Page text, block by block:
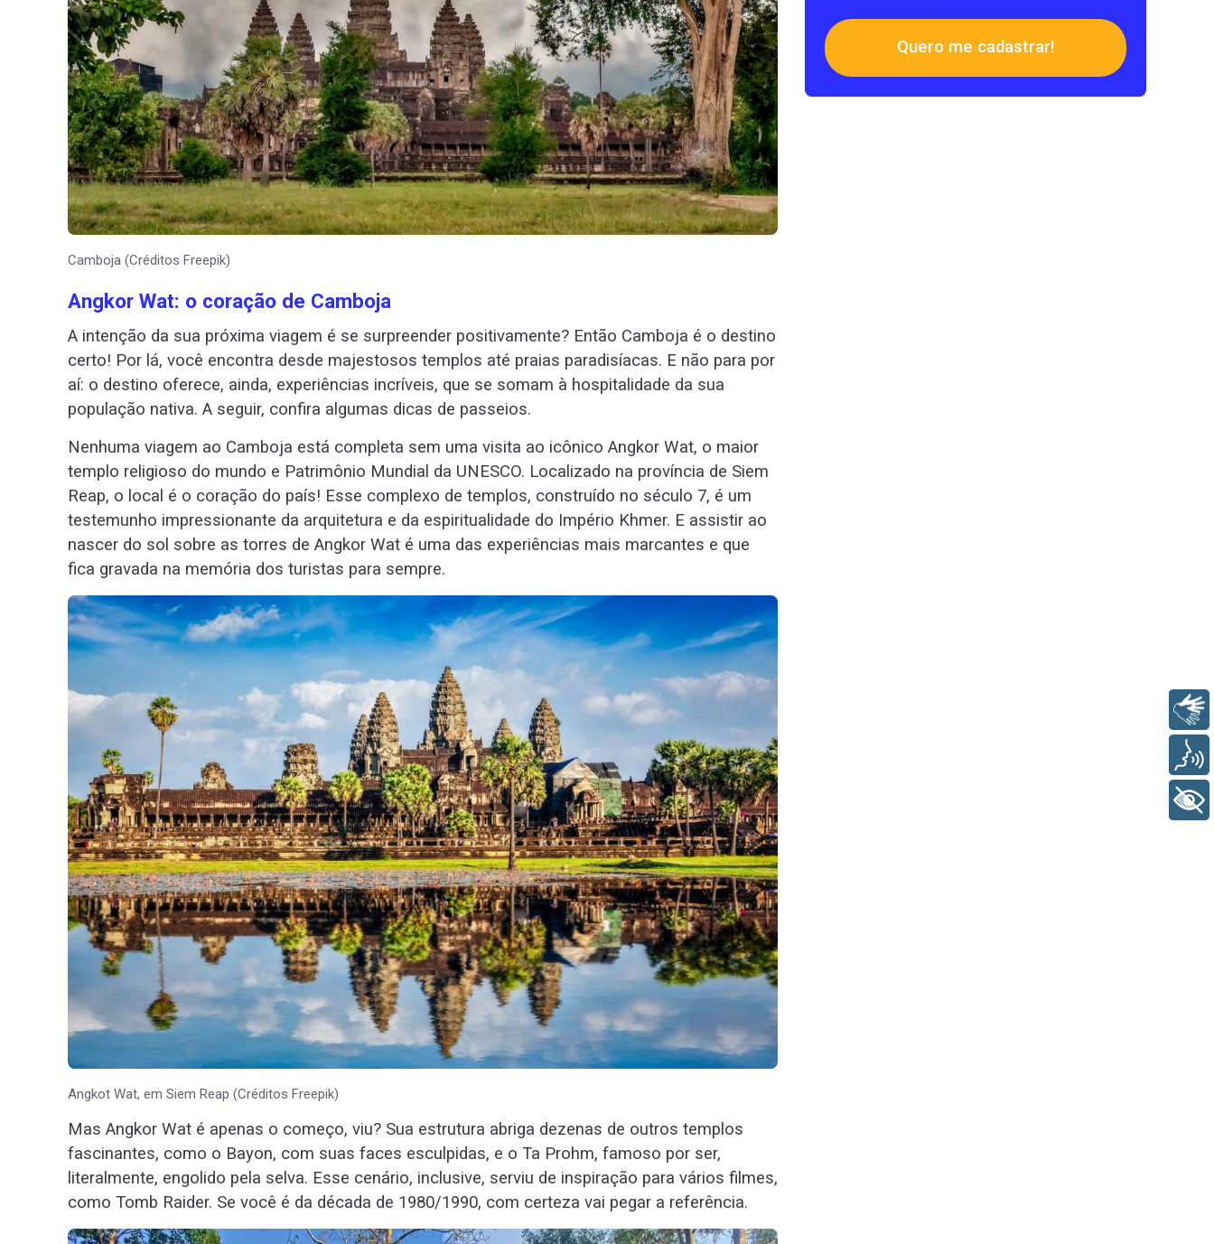
Camboja (Créditos Freepik)
Angkor Wat: o coração de Camboja
A intenção da sua próxima viagem é se surpreender positivamente? Então Camboja é o destino
certo! Por lá, você encontra desde majestosos templos até praias paradisíacas. E não para por
aí: o destino oferece, ainda, experiências incríveis, que se somam à hospitalidade da sua
população nativa. A seguir, confira algumas dicas de passeios.
Nenhuma viagem ao Camboja está completa sem uma visita ao icônico Angkor Wat, o maior
templo religioso do mundo e Patrimônio Mundial da UNESCO. Localizado na província de Siem
Reap, o local é o coração do país! Esse complexo de templos, construído no século 7, é um
testemunho impressionante da arquitetura e da espiritualidade do Império Khmer. E assistir ao
nascer do sol sobre as torres de Angkor Wat é uma das experiências mais marcantes e que
fica gravada na memória dos turistas para sempre.
Angkot Wat, em Siem Reap (Créditos Freepik)
Mas Angkor Wat é apenas o começo, viu? Sua estrutura abriga dezenas de outros templos
fascinantes, como o Bayon, com suas faces esculpidas, e o Ta Prohm, famoso por ser,
literalmente, engolido pela selva. Esse cenário, inclusive, serviu de inspiração para vários filmes,
como Tomb Raider. Se você é da década de 1980/1990, com certeza vai pegar a referência.
Quero me cadastrar!